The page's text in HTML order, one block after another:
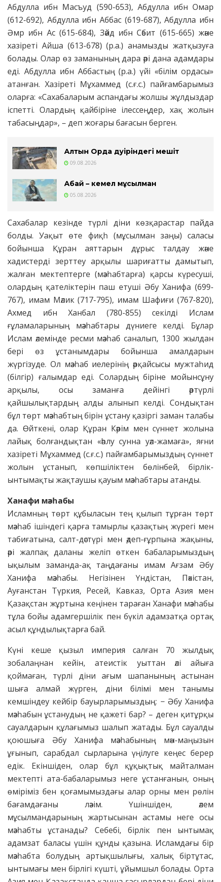
Абдулла ибн Масъуд (590-653), Абдулла ибн Омар
(612-692), Абдулла ибн Аббас (619-687), Абдулла ибн
Әмр ибн Ас (615-684), Зәйд ибн Сәбит (615-665) және
хазіреті Айша (613-678) (р.а.) анамызды жатқызуға
болады. Олар өз заманының дара әрі дана адамдары
еді. Абдулла ибн Аббастың (р.а.) үйі «білім ордасы»
атанған. Хазіреті Мұхаммед (с.ғ.с.) пайғамбарымыз
оларға: «Сахабаларым аспандағы жолшы жұлдыздар
іспетті. Олардың қайбіріне ілессеңдер, хақ жолын
табасыңдар», – деп жоғары бағасын берген.
Алтын Орда дәуіріндегі мешіт
09.08.2026
Абай – кемел мұсылман
05.08.2026
Сахабалар кезінде түрлі діни көзқарастар пайда
болды. Уақыт өте фиқһ (мұсылман заңы) саласы
бойынша Құран аяттарын дұрыс талдау және
хадистерді зерттеу арқылы шариғатты дамытып,
жалған мектептерге (мәзһабтарға) қарсы күресуші,
олардың қателіктерін паш етуші Әбу Ханифа (699-
767), имам Мәлик (717-795), имам Шафиғи (767-820),
Ахмед ибн Ханбал (780-855) секілді Ислам
ғұламаларының мәзһабтары дүниеге келді. Бұлар
Ислам әлемінде ресми мәзһаб саналып, 1300 жылдан
бері өз ұстанымдары бойынша амалдарын
жүргізуде. Ол мәзһаб иелерінің әрқайсысы мужтаһид
(білгір) ғалымдар еді. Солардың біріне мойынсұну
арқылы, осы заманға дейінгі әртүрлі
қайшылықтардың алды алынып келді. Сондықтан
бұл төрт мәзһабтың бірін ұстану қазіргі заман талабы
да. Өйткені, олар Құран Кәрім мен сүннет жолына
лайық болғандықтан «әһлу сунна уәл-жамаға», яғни
хазіреті Мұхаммед (с.ғ.с.) пайғамбарымыздың сүннет
жолын ұстанып, көпшіліктен бөлінбей, бірлік-
ынтымақты жақтаушы қауым мәзһабтары атанды.
Ханафи мәзһабы
Исламның төрт құбыласын тең қылып тұрған төрт
мәзһаб ішіндегі қарға тамырлы қазақтың жүрегі мен
табиғатына, салт-дәстүрі мен әдеп-ғұрпына жақыны,
әрі жалпақ даланы желіп өткен бабаларымыздың
ықылым заманда-ақ таңдағаны имам Ағзам Әбу
Ханифа мәзһабы. Негізінен Үндістан, Пәкістан,
Ауғанстан Түркия, Ресей, Кавказ, Орта Азия мен
Қазақстан жұртына кеңінен тараған Ханафи мәзһабы
тұла бойы адамгершілік пен бүкіл адамзатқа ортақ
асыл құндылықтарға бай.
Күні кеше қызыл империя салған 70 жылдық
зобалаңнан кейін, атеистік уыттан әлі айыға
қоймаған, түрлі діни ағым шапанының астынан
шыға алмай жүрген, діни білімі мен танымы
кемшіндеу кейбір бауырларымыздың: − Әбу Ханифа
мәзһабын ұстанудың не қажеті бар? – деген қитұрқы
сауалдарын құлағымыз шалып жатады. Бұл сауалды
қоюшыға Әбу Ханифа мәзһабының мән-маңызын
ұғынып, сарабдал сырларына үңілуге кеңес берер
едік. Екіншіден, олар бұл құқықтық майталман
мектепті ата-бабаларымыз неге ұстанғанын, оның
өміріміз бен қоғамымыздағы алар орны мен рөлін
бағамдағаны ләзім. Үшіншіден, әлем
мұсылмандарының жартысынан астамы неге осы
мәзһабты ұстанады? Себебі, бірлік пен ынтымақ
адамзат баласы үшін құнды қазына. Исламдағы бір
мәзһабта болудың артықшылығы, халық біртұтас,
ынтымағы мен бірлігі күшті, ұйымшыл болады. Орта